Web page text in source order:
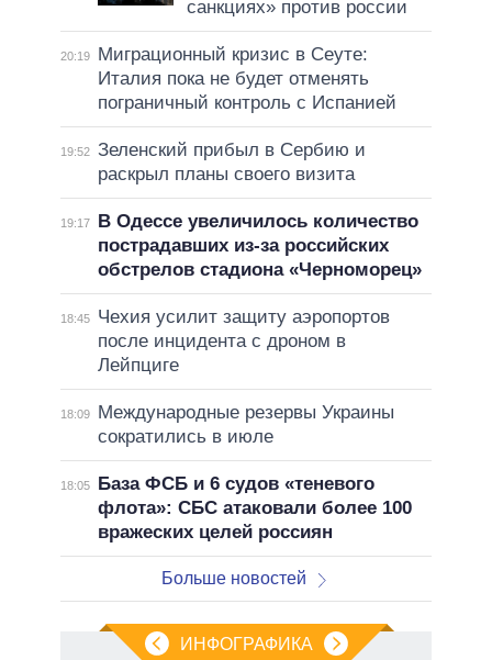
санкциях» против россии
20:19
Миграционный кризис в Сеуте:
Италия пока не будет отменять
пограничный контроль с Испанией
19:52 Зеленский прибыл в Сербию и
раскрыл планы своего визита
19:17
В Одессе увеличилось количество
пострадавших из-за российских
обстрелов стадиона «Черноморец»
18:45
Чехия усилит защиту аэропортов
после инцидента с дроном в
Лейпциге
18:09
Международные резервы Украины
сократились в июле
18:05
База ФСБ и 6 судов «теневого
флота»: СБС атаковали более 100
вражеских целей россиян
Больше новостей
ИНФОГРАФИКА